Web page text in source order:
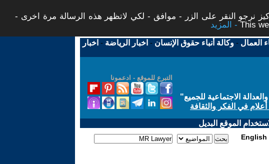
نرجو النقر على الزر - موافق - لكي لاتظهر هذه الرسالة مرة اخرى -
This
العمال -وكالة أنباء حقوق الإنسان - اخبار الرياضة - اخبار
التبرع للموقع - ادعمونا
الاجتماعية للجميع"
في الفكر والثقافة
الموقع البديل
English